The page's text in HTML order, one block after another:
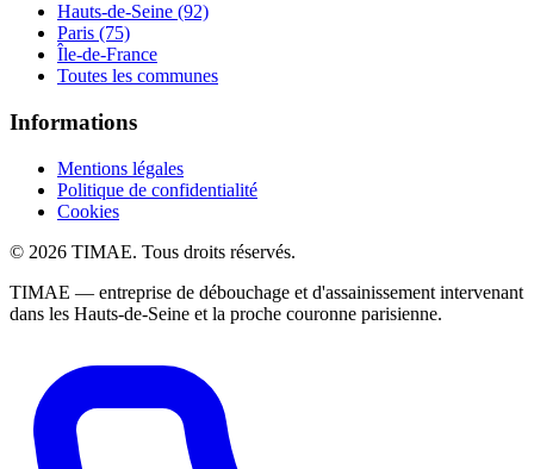
Hauts-de-Seine (92)
Paris (75)
Île-de-France
Toutes les communes
Informations
Mentions légales
Politique de confidentialité
Cookies
© 2026 TIMAE. Tous droits réservés.
TIMAE — entreprise de débouchage et d'assainissement intervenant
dans les Hauts-de-Seine et la proche couronne parisienne.